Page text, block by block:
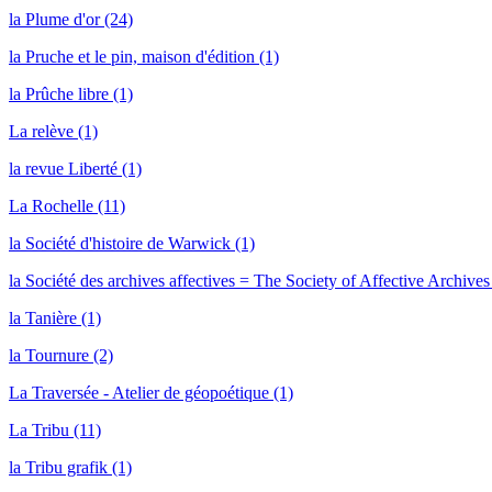
la Plume d'or (24)
la Pruche et le pin, maison d'édition (1)
la Prûche libre (1)
La relève (1)
la revue Liberté (1)
La Rochelle (11)
la Société d'histoire de Warwick (1)
la Société des archives affectives = The Society of Affective
la Tanière (1)
la Tournure (2)
La Traversée - Atelier de géopoétique (1)
La Tribu (11)
la Tribu grafik (1)